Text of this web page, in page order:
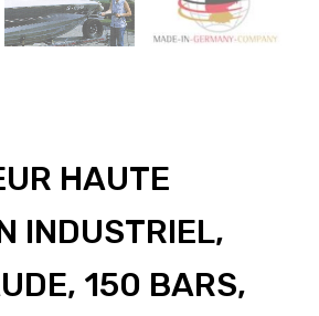
HAUTE
INDUSTRIEL,
150 BARS,